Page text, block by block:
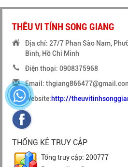
THÊU VI TÍNH SONG GIANG
Địa chỉ: 27/7 Phan Sào Nam,
Bình, Hồ Chí Minh
Điện thoại: 0908375968
Email:
Website:http://
THỐNG KÊ TRUY CẬP
Tổng truy cập: 200777